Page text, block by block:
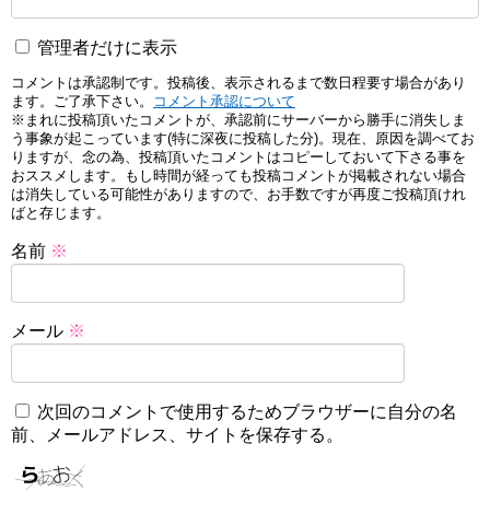
管理者だけに表示
コメントは承認制です。投稿後、表示されるまで数日程要す場合があり
ます。ご了承下さい。
コメント承認について
※まれに投稿頂いたコメントが、承認前にサーバーから勝手に消失しま
う事象が起こっています(特に深夜に投稿した分)。現在、原因を調べてお
りますが、念の為、投稿頂いたコメントはコピーしておいて下さる事を
おススメします。もし時間が経っても投稿コメントが掲載されない場合
は消失している可能性がありますので、お手数ですが再度ご投稿頂けれ
ばと存じます。
名前 ※
メール ※
次回のコメントで使用するためブラウザーに自分の名
前、メールアドレス、サイトを保存する。